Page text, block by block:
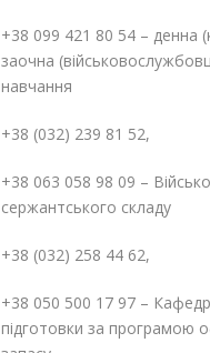
+38 099 421 80 54 – денна
заочна
навчання
+38 (032) 239 81 52,
+38 063 058 98 09 –
сержантського складу
+38 (032) 258 44 62,
+38 050 500 17 97 –
підготовки за програмою